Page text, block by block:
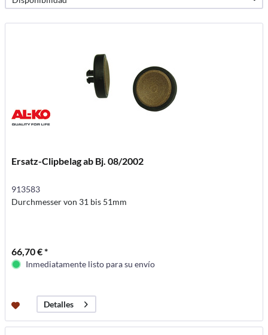
Ersatz-Clipbelag ab Bj. 08/2002
913583
Durchmesser von 31 bis 51mm
66,70 € *
Inmediatamente listo para su envío
Detalles